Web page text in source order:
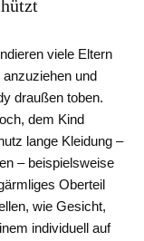
viele Eltern
und
draußen toben.
dem Kind
lange Kleidung –
– beispielsweise
Oberteil
wie Gesicht,
individuell auf